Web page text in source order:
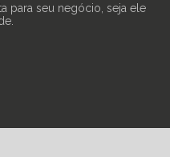
para seu negócio, seja ele